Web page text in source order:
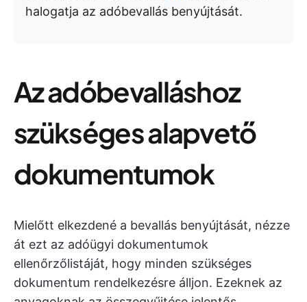
halogatja az adóbevallás benyújtását.
Az adóbevalláshoz
szükséges alapvető
dokumentumok
Mielőtt elkezdené a bevallás benyújtását, nézze
át ezt az adóügyi dokumentumok
ellenőrzőlistáját, hogy minden szükséges
dokumentum rendelkezésre álljon. Ezeknek az